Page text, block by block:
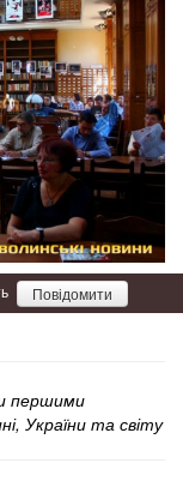
Повідомити
першими
України та світу